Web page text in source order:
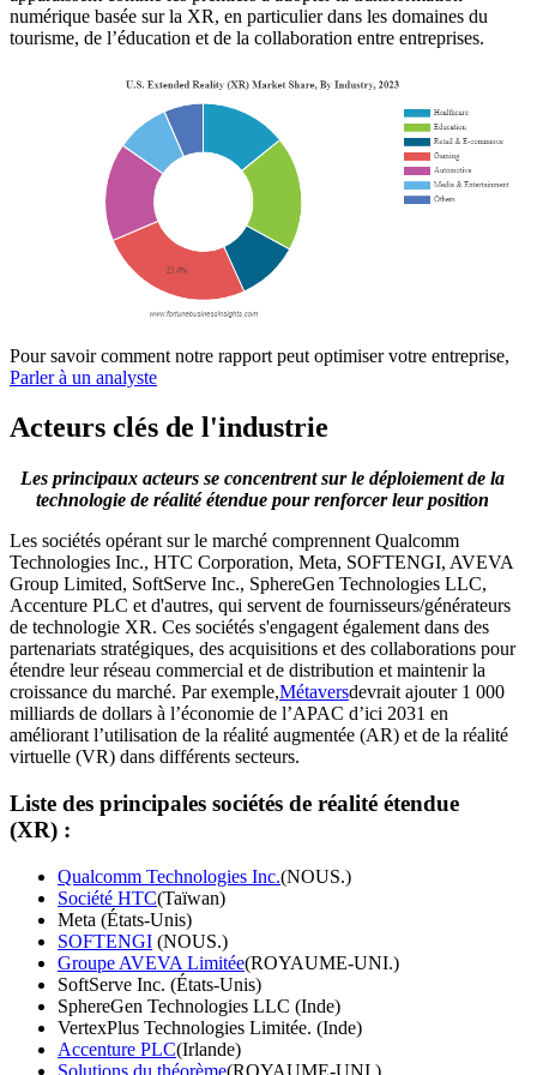
numérique basée sur la XR, en particulier dans les domaines du
tourisme, de l’éducation et de la collaboration entre entreprises.
Pour savoir comment notre rapport peut optimiser votre entreprise,
Parler à un analyste
Acteurs clés de l'industrie
Les principaux acteurs se concentrent sur le déploiement de la
technologie de réalité étendue pour renforcer leur position
Les sociétés opérant sur le marché comprennent Qualcomm
Technologies Inc., HTC Corporation, Meta, SOFTENGI, AVEVA
Group Limited, SoftServe Inc., SphereGen Technologies LLC,
Accenture PLC et d'autres, qui servent de fournisseurs/générateurs
de technologie XR. Ces sociétés s'engagent également dans des
partenariats stratégiques, des acquisitions et des collaborations pour
étendre leur réseau commercial et de distribution et maintenir la
croissance du marché. Par exemple,Métaversdevrait ajouter 1 000
milliards de dollars à l’économie de l’APAC d’ici 2031 en
améliorant l’utilisation de la réalité augmentée (AR) et de la réalité
virtuelle (VR) dans différents secteurs.
Liste des principales sociétés de réalité étendue
(XR) :
Qualcomm Technologies Inc.(NOUS.)
Société HTC(Taïwan)
Meta (États-Unis)
SOFTENGI (NOUS.)
Groupe AVEVA Limitée(ROYAUME-UNI.)
SoftServe Inc. (États-Unis)
SphereGen Technologies LLC (Inde)
VertexPlus Technologies Limitée. (Inde)
Accenture PLC(Irlande)
Solutions du théorème(ROYAUME-UNI.)